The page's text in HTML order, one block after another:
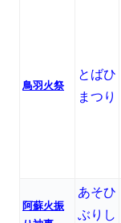
鳥羽火祭
とばひ
まつり
阿蘇火振
あそひ
ぶりし